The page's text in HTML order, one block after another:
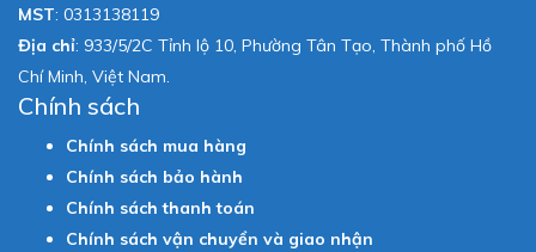
MST: 0313138119
Địa chỉ: 933/5/2C Tỉnh lộ 10, Phường Tân Tạo, Thành phố Hồ
Chí Minh, Việt Nam.
Chính sách
Chính sách mua hàng
Chính sách bảo hành
Chính sách thanh toán
Chính sách vận chuyển và giao nhận